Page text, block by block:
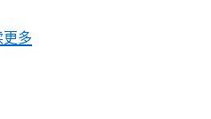
更多